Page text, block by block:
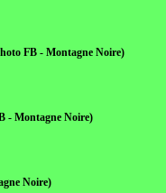
FB - Montagne Noire)
- Montagne Noire)
Noire)